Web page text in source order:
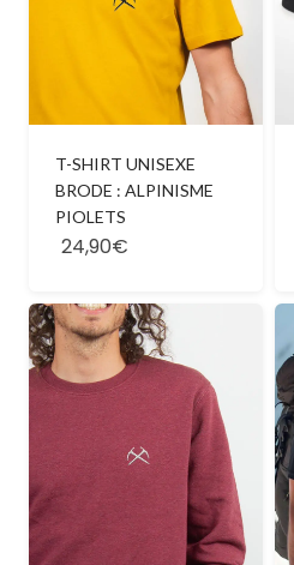
T-SHIRT UNISEXE
BRODE : ALPINISME
PIOLETS
24,90€